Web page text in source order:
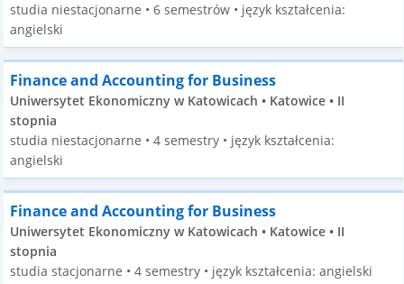
studia niestacjonarne • 6 semestrów • język kształcenia:
angielski
Finance and Accounting for Business
Uniwersytet Ekonomiczny w Katowicach • Katowice • II
stopnia
studia niestacjonarne • 4 semestry • język kształcenia:
angielski
Finance and Accounting for Business
Uniwersytet Ekonomiczny w Katowicach • Katowice • II
stopnia
studia stacjonarne • 4 semestry • język kształcenia: angielski